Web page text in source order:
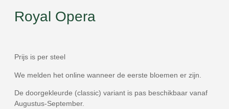
Royal Opera
Prijs is per steel
We melden het online wanneer de eerste bloemen er zijn.
De doorgekleurde (classic) variant is pas beschikbaar vanaf
Augustus-September.